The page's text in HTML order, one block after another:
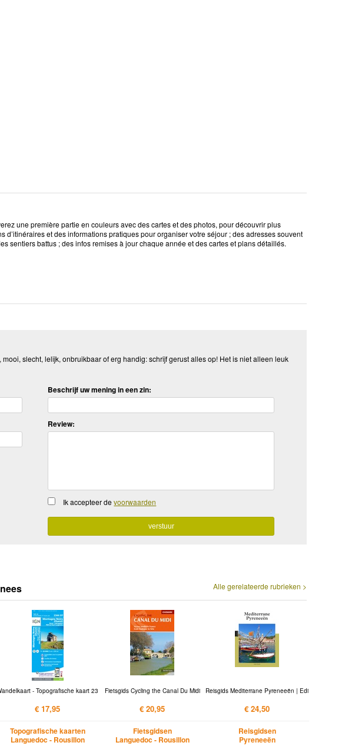
une première partie en couleurs avec des cartes et des photos, pour découvrir plus
et des informations pratiques pour organiser votre séjour ; des adresses souvent
sentiers battus ; des infos remises à jour chaque année et des cartes et plans détaillés.
slecht, lelijk, onbruikbaar of erg handig: schrijf gerust alles op! Het is niet alleen leuk
Beschrijf uw mening in een zin:
Review:
Ik accepteer devoorwaarden
Alle gerelateerde rubrieken >
- Topografische kaart 23
€ 17,95
Topografische kaarten
Languedoc - Rousillon
Fietsgids Cycling the Canal Du Midi
€ 20,95
Fietsgidsen
Languedoc - Rousillon
Reisgids Mediterrane Pyreneeën | Edi
€ 24,50
Reisgidsen
Pyreneeën